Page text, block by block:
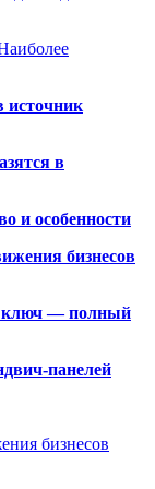
в
и особенности
бизнесов
ключ — полный
панелей
бизнесов